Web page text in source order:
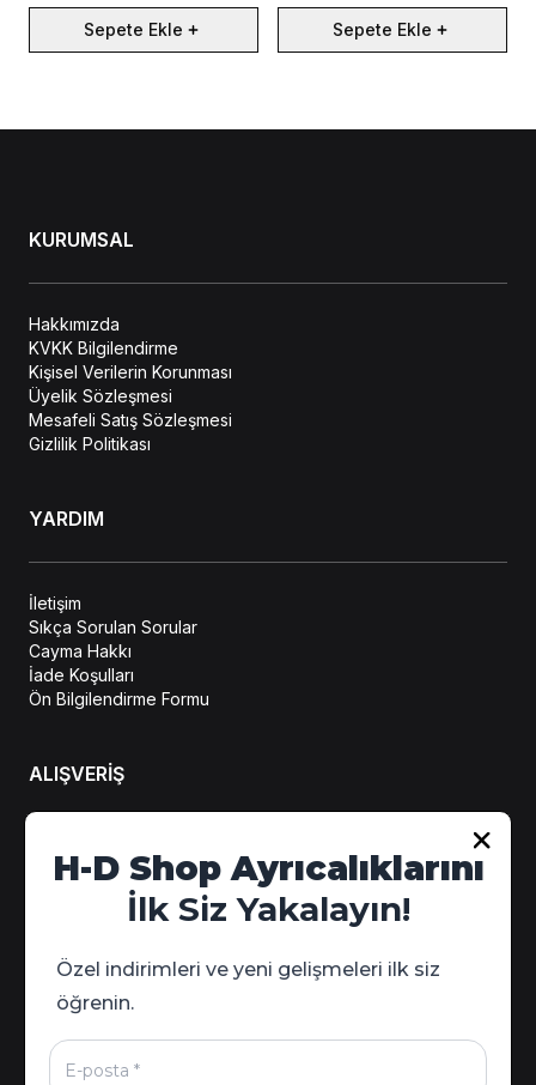
Sepete Ekle Sepete Ekle
KURUMSAL
Hakkımızda
KVKK Bilgilendirme
Kişisel Verilerin Korunması
Üyelik Sözleşmesi
Mesafeli Satış Sözleşmesi
Gizlilik Politikası
YARDIM
İletişim
Sıkça Sorulan Sorular
Cayma Hakkı
İade Koşulları
Ön Bilgilendirme Formu
ALIŞVERİŞ
Hesabım
Sipariş Takip
Kampanya Detayları
H-D Shop Ayrıcalıklarını
İlk Siz Yakalayın!
Özel indirimleri ve yeni gelişmeleri ilk siz
öğrenin.